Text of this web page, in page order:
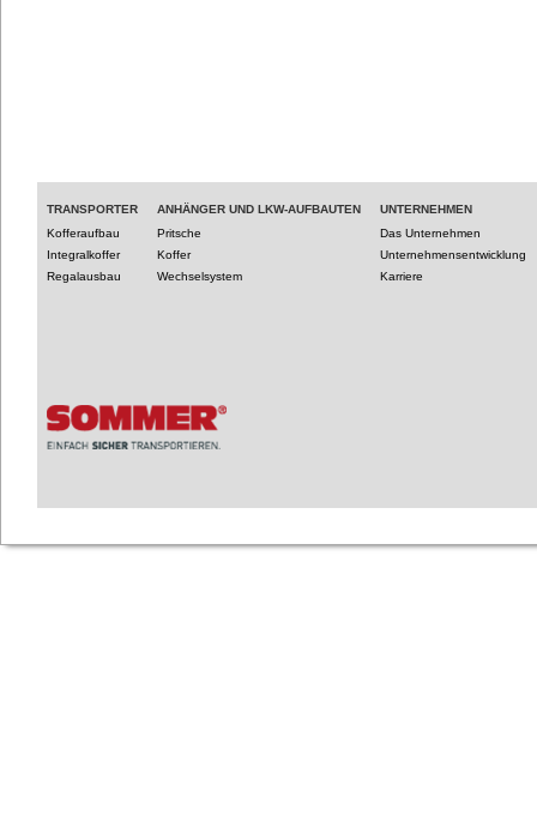
TRANSPORTER
Kofferaufbau
Integralkoffer
Regalausbau
ANHÄNGER UND LKW-AUFBAUTEN
Pritsche
Koffer
Wechselsystem
UNTERNEHMEN
Das Unternehmen
Unternehmensentwicklung
Karriere